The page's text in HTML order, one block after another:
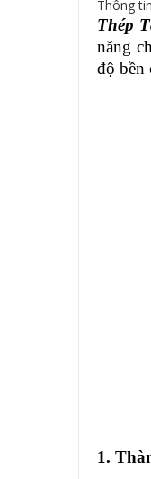
Thông
Thép
năng
độ bền
1.